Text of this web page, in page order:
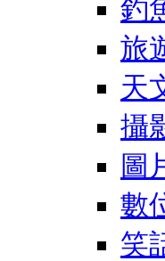
釣
旅
天
攝
圖
數
笑